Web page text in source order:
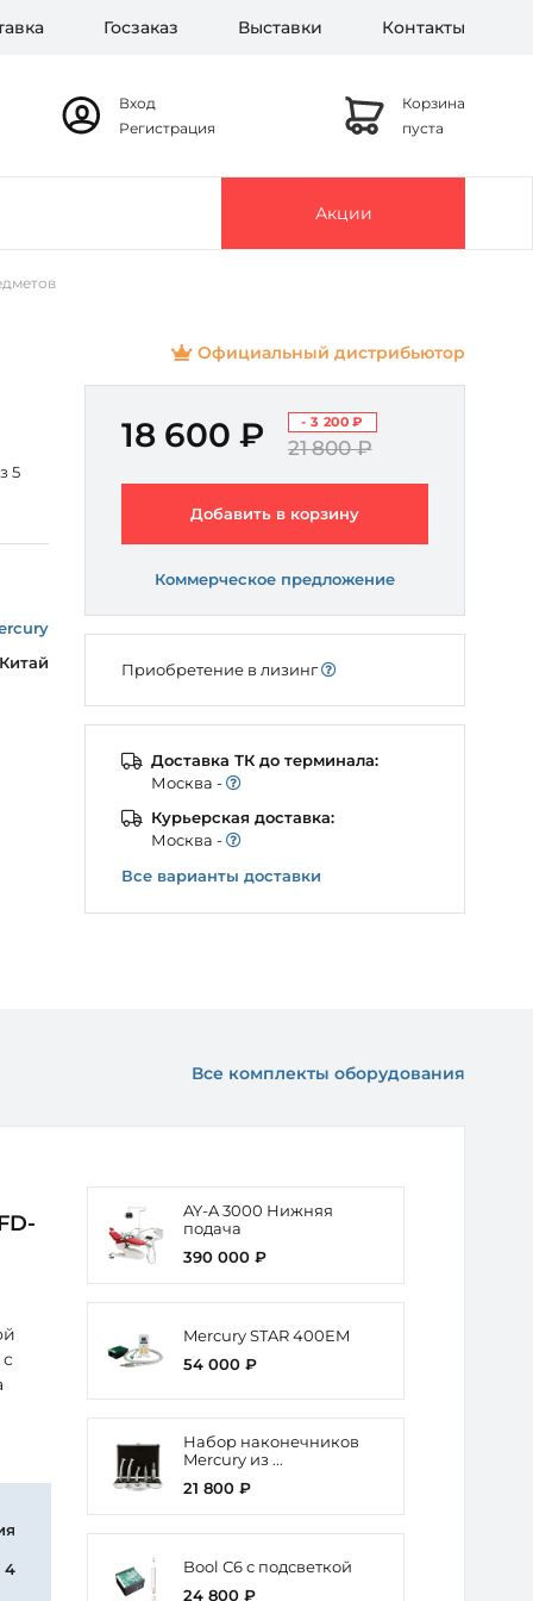
Госзаказ Выставки Контакты
Вход
Регистрация
Корзина
пуста
Акции
Официальный дистрибьютор
5
Китай
18 600 ₽ - 3 200 ₽
21 800 ₽
Добавить в корзину
Коммерческое предложение
Приобретение в лизинг
Доставка ТК до терминала:
Моcква -
Курьерская доставка:
Моcква -
Все варианты доставки
Все комплекты оборудования
4
AY-A 3000 Нижняя
подача
390 000 ₽
Mercury STAR 400EM
54 000 ₽
Набор наконечников
Mercury из ...
21 800 ₽
Bool С6 с подсветкой
24 800 ₽